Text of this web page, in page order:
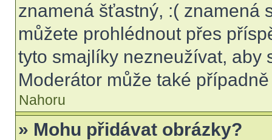
znamená šťastný, :( znamená
můžete prohlédnout přes
tyto smajlíky nezneužívat, aby
Moderátor může také
Nahoru
» Mohu přidávat obrázky?